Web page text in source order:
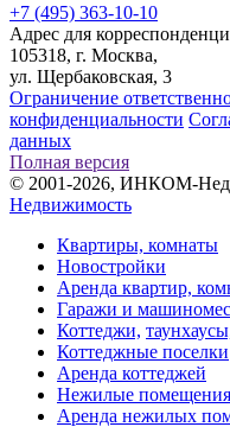
+7 (495) 363-10-10
Адрес для
105318, г. Москва,
ул. Щербаковская, 3
Ограничение
конфиденциальности
данных
Полная версия
© 2001-2026, ИНКОМ-
Недвижимость
Квартиры, комнаты
Новостройки
Аренда квартир,
Гаражи и
Коттеджи,
Коттеджные поселки
Аренда коттеджей
Нежилые помещения
Аренда нежилых